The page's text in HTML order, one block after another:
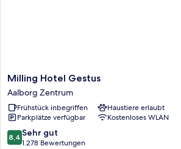
Milling
Hotel
Gestus
Aalborg
Zentrum
Milling Hotel Gestus
Aalborg Zentrum
Frühstück inbegriffen
Haustiere erlaubt
Parkplätze verfügbar
Kostenloses WLAN
8.4
von
8,4 Sehr gut
1.278 Bewertungen